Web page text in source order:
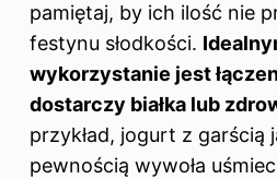
pamiętaj, by ich ilość nie
festynu słodkości.
wykorzystanie jest
dostarczy białka lub
przykład, jogurt z garścią
pewnością wywoła